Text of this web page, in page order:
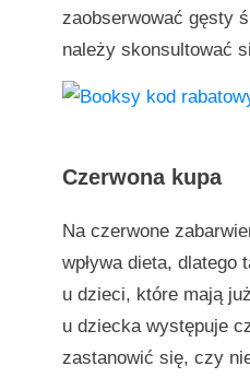
zaobserwować gęsty
należy skonsultować
Czerwona kupa
Na czerwone
wpływa dieta, dlatego
u dzieci, które mają
u dziecka występuje
zastanowić się, czy